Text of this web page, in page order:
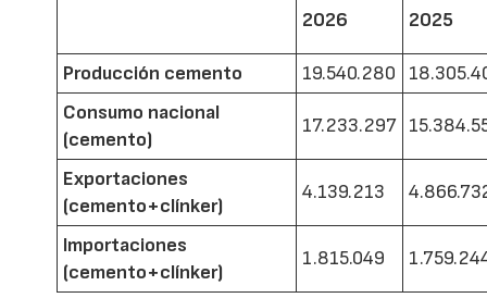
2026 2025
Producción cemento 19.540.280
Consumo nacional
(cemento)
17.233.297
Exportaciones
(cemento+clínker)
4.139.213
Importaciones
(cemento+clínker)
1.815.049